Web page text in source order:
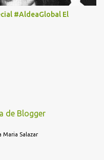
#AldeaGlobal El
de Blogger
Salazar